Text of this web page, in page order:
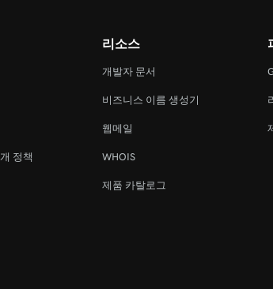
정책
리소스
개발자 문서
비즈니스 이름 생성기
웹메일
WHOIS
제품 카탈로그